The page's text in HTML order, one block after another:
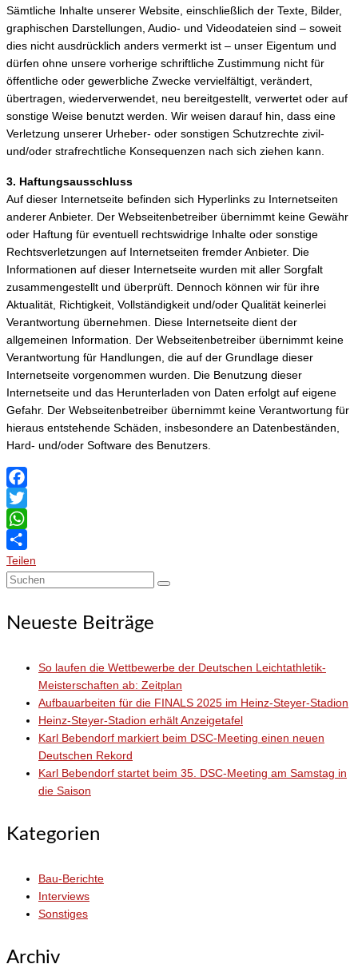
Sämtliche Inhalte unserer Website, einschließlich der Texte, Bilder,
graphischen Darstellungen, Audio- und Videodateien sind – soweit
dies nicht ausdrücklich anders vermerkt ist – unser Eigentum und
dürfen ohne unsere vorherige schriftliche Zustimmung nicht für
öffentliche oder gewerbliche Zwecke vervielfältigt, verändert,
übertragen, wiederverwendet, neu bereitgestellt, verwertet oder auf
sonstige Weise benutzt werden. Wir weisen darauf hin, dass eine
Verletzung unserer Urheber- oder sonstigen Schutzrechte zivil-
und/oder strafrechtliche Konsequenzen nach sich ziehen kann.
3. Haftungsausschluss
Auf dieser Internetseite befinden sich Hyperlinks zu Internetseiten
anderer Anbieter. Der Webseitenbetreiber übernimmt keine Gewähr
oder Haftung für eventuell rechtswidrige Inhalte oder sonstige
Rechtsverletzungen auf Internetseiten fremder Anbieter. Die
Informationen auf dieser Internetseite wurden mit aller Sorgfalt
zusammengestellt und überprüft. Dennoch können wir für ihre
Aktualität, Richtigkeit, Vollständigkeit und/oder Qualität keinerlei
Verantwortung übernehmen. Diese Internetseite dient der
allgemeinen Information. Der Webseitenbetreiber übernimmt keine
Verantwortung für Handlungen, die auf der Grundlage dieser
Internetseite vorgenommen wurden. Die Benutzung dieser
Internetseite und das Herunterladen von Daten erfolgt auf eigene
Gefahr. Der Webseitenbetreiber übernimmt keine Verantwortung für
hieraus entstehende Schäden, insbesondere an Datenbeständen,
Hard- und/oder Software des Benutzers.
Facebook
Twitter
WhatsApp
Teilen
Suchen
Neueste Beiträge
So laufen die Wettbewerbe der Deutschen Leichtathletik-
Meisterschaften ab: Zeitplan
Aufbauarbeiten für die FINALS 2025 im Heinz-Steyer-Stadion
Heinz-Steyer-Stadion erhält Anzeigetafel
Karl Bebendorf markiert beim DSC-Meeting einen neuen
Deutschen Rekord
Karl Bebendorf startet beim 35. DSC-Meeting am Samstag in
die Saison
Kategorien
Bau-Berichte
Interviews
Sonstiges
Archiv